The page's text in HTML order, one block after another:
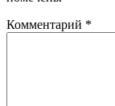
Комментарий *